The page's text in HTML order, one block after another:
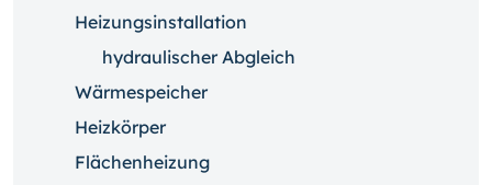
Heizungsinstallation
hydraulischer Abgleich
Wärmespeicher
Heizkörper
Flächenheizung